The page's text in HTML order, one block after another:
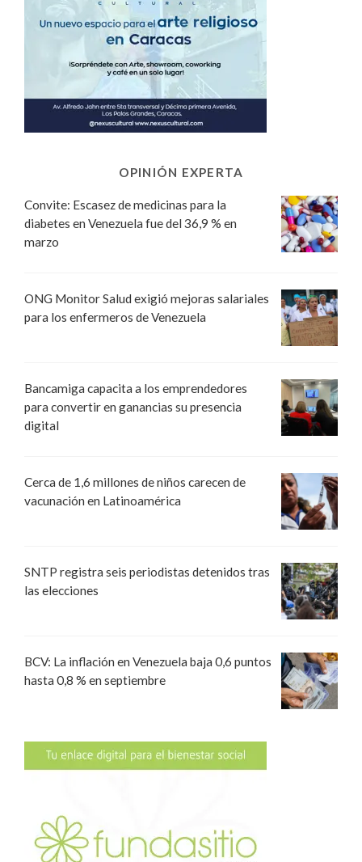
OPINIÓN EXPERTA
Convite: Escasez de medicinas para la
diabetes en Venezuela fue del 36,9 % en
marzo
ONG Monitor Salud exigió mejoras salariales
para los enfermeros de Venezuela
Bancamiga capacita a los emprendedores
para convertir en ganancias su presencia
digital
Cerca de 1,6 millones de niños carecen de
vacunación en Latinoamérica
SNTP registra seis periodistas detenidos tras
las elecciones
BCV: La inflación en Venezuela baja 0,6 puntos
hasta 0,8 % en septiembre